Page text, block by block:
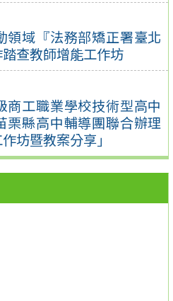
領域『法務部矯正署臺北
查教師增能工作坊
商工職業學校技術型高中
栗縣高中輔導團聯合辦理
坊暨教案分享」